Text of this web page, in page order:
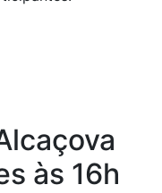
às 16h